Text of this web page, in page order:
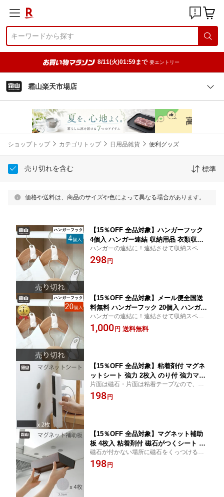
8/11(火)01:59まで 要エントリー
霜山楽天市場店
ショップトップ カテゴリトップ 日用品雑貨 便利グッズ
売り切れを含む 標準
価格や送料は、商品のサイズや色によって異なる場合があります。
【15％OFF 全品対象】ハンガーフック
4個入 ハンガー連結 収納用品 衣類収納
ジョイントフック ジョイント ハンガー
連結 フック 連結フック 収納 クローゼ
ハンガーの連結に！連結させて収納スペー
スUP!
298円
【15％OFF 全品対象】メール便全国送
料無料 ハンガーフック 20個入 ハンガー
連結 収納用品 衣類収納 ジョイントフッ
ク ジョイント ハンガー 連結 フック 連
ハンガーの連結に！連結させて収納スペー
スUP!
1,000円 送料無料
【15％OFF 全品対象】粘着剤付 マグネ
ットシート 強力 2枚入 のり付 強力マグ
ネットテープ 強力 粘着剤 磁力 磁石 磁
石シート 粘着 文房具 事務用品 冷蔵庫
片面は磁石・片面は粘着テープなので、展
示物をスチール面に貼りつけて固定するこ
とが可能です。文房具 収納 マグネット 収
198円
【15％OFF 全品対象】マグネット補助
板 4枚入 粘着剤付 磁石がつくシート の
り付 金属プレート 鉄プレート マグネッ
ト補助プレート 丸 マグネット用取り付
磁石が付かない場所に磁石をくっつけるた
めの磁石専用取付補助板 マグネットシート
マグネット補助プレー パネル マグネットシ
198円